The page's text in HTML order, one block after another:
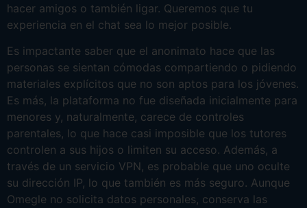
hacer amigos o también ligar. Queremos que tu
experiencia en el chat sea lo mejor posible.
Es impactante saber que el anonimato hace que las
personas se sientan cómodas compartiendo o pidiendo
materiales explícitos que no son aptos para los jóvenes.
Es más, la plataforma no fue diseñada inicialmente para
menores y, naturalmente, carece de controles
parentales, lo que hace casi imposible que los tutores
controlen a sus hijos o limiten su acceso. Además, a
través de un servicio VPN, es probable que uno oculte
su dirección IP, lo que también es más seguro. Aunque
Omegle no solicita datos personales, conserva las